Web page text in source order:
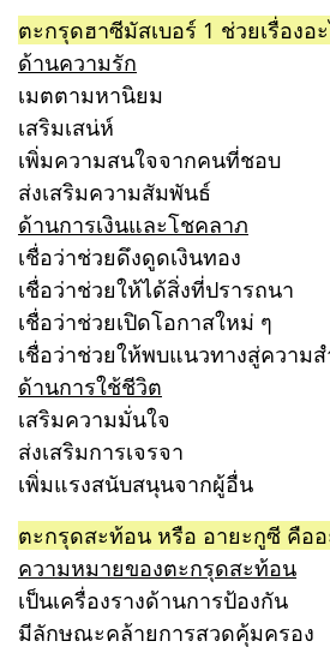
ตะกรุดฮาซีมัสเบอร์ 1 ช่วยเรื่องอ
ด้านความรัก
เมตตามหานิยม
เสริมเสน่ห์
เพิ่มความสนใจจากคนที่ชอบ
ส่งเสริมความสัมพันธ์
ด้านการเงินและโชคลาภ
เชื่อว่าช่วยดึงดูดเงินทอง
เชื่อว่าช่วยให้ได้สิ่งที่ปรารถนา
เชื่อว่าช่วยเปิดโอกาสใหม่ ๆ
เชื่อว่าช่วยให้พบแนวทางสู่ความส
ด้านการใช้ชีวิต
เสริมความมั่นใจ
ส่งเสริมการเจรจา
เพิ่มแรงสนับสนุนจากผู้อื่น
ตะกรุดสะท้อน หรือ อายะกูซี คืออ
ความหมายของตะกรุดสะท้อน
เป็นเครื่องรางด้านการป้องกัน
มีลักษณะคล้ายการสวดคุ้มครอง